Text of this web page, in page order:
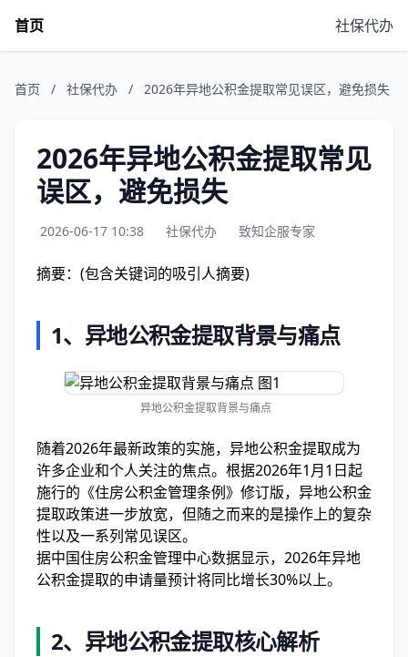
首页 社保代办
首页 / 社保代办 / 2026年异地公积金提取常见误区，避免损失
2026年异地公积金提取常见
误区，避免损失
2026-06-17 10:38 社保代办 致知企服专家
摘要：(包含关键词的吸引人摘要)
1、异地公积金提取背景与痛点
异地公积金提取背景与痛点
随着2026年最新政策的实施，异地公积金提取成为
许多企业和个人关注的焦点。根据2026年1月1日起
施行的《住房公积金管理条例》修订版，异地公积金
提取政策进一步放宽，但随之而来的是操作上的复杂
性以及一系列常见误区。
据中国住房公积金管理中心数据显示，2026年异地
公积金提取的申请量预计将同比增长30%以上。
2、异地公积金提取核心解析